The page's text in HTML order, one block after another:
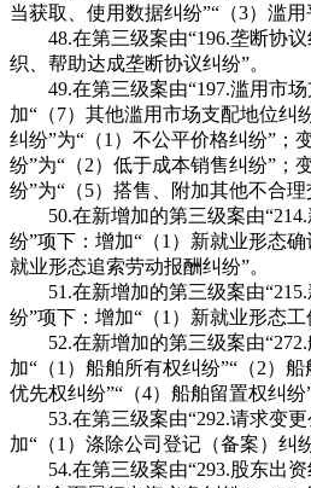
当获取、使用数据纠纷”“（3）滥用
48.在第三级案由“196.垄断协议
织、帮助达成垄断协议纠纷”。
49.在第三级案由“197.滥用市场
加“（7）其他滥用市场支配地位纠
纠纷”为“（1）不公平价格纠纷”；
纷”为“（2）低于成本销售纠纷”；
纷”为“（5）搭售、附加其他不合理
50.在新增加的第三级案由“214.
纷”项下：增加“（1）新就业形态
就业形态追索劳动报酬纠纷”。
51.在新增加的第三级案由“215.
纷”项下：增加“（1）新就业形态工
52.在新增加的第三级案由“272.
加“（1）船舶所有权纠纷”“（2）
优先权纠纷”“（4）船舶留置权纠纷”
53.在第三级案由“292.请求变更
加“（1）涤除公司登记（备案）纠纷
54.在第三级案由“293.股东出资